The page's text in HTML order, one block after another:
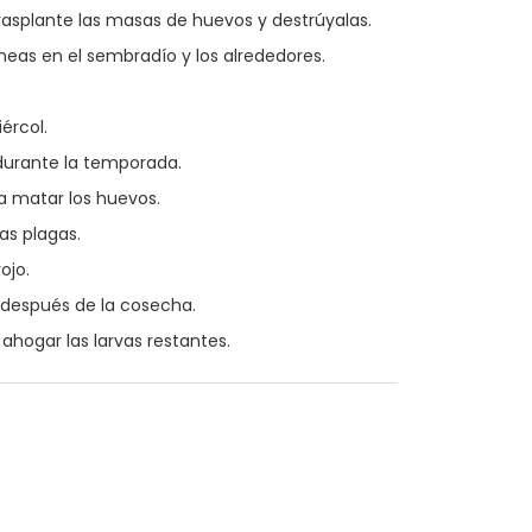
las masas de huevos y destrúyalas.
en el sembradío y los alrededores.
la temporada.
matar los huevos.
plagas.
de la cosecha.
las larvas restantes.